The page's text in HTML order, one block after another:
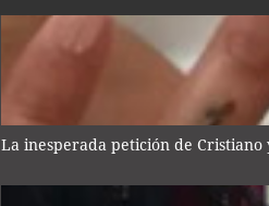
La inesperada petición de